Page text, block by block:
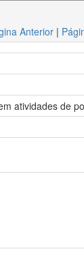
Anterior |
atividades de